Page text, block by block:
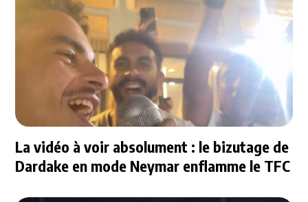
La vidéo à voir absolument : le bizutage de
Dardake en mode Neymar enflamme le TFC